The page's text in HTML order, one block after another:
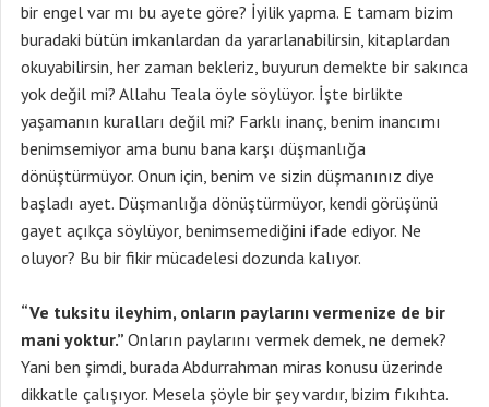
bir engel var mı bu ayete göre? İyilik yapma. E tamam bizim
buradaki bütün imkanlardan da yararlanabilirsin, kitaplardan
okuyabilirsin, her zaman bekleriz, buyurun demekte bir sakınca
yok değil mi? Allahu Teala öyle söylüyor. İşte birlikte
yaşamanın kuralları değil mi? Farklı inanç, benim inancımı
benimsemiyor ama bunu bana karşı düşmanlığa
dönüştürmüyor. Onun için, benim ve sizin düşmanınız diye
başladı ayet. Düşmanlığa dönüştürmüyor, kendi görüşünü
gayet açıkça söylüyor, benimsemediğini ifade ediyor. Ne
oluyor? Bu bir fikir mücadelesi dozunda kalıyor.
“Ve tuksitu ileyhim, onların paylarını vermenize de bir
mani yoktur.” Onların paylarını vermek demek, ne demek?
Yani ben şimdi, burada Abdurrahman miras konusu üzerinde
dikkatle çalışıyor. Mesela şöyle bir şey vardır, bizim fıkıhta.